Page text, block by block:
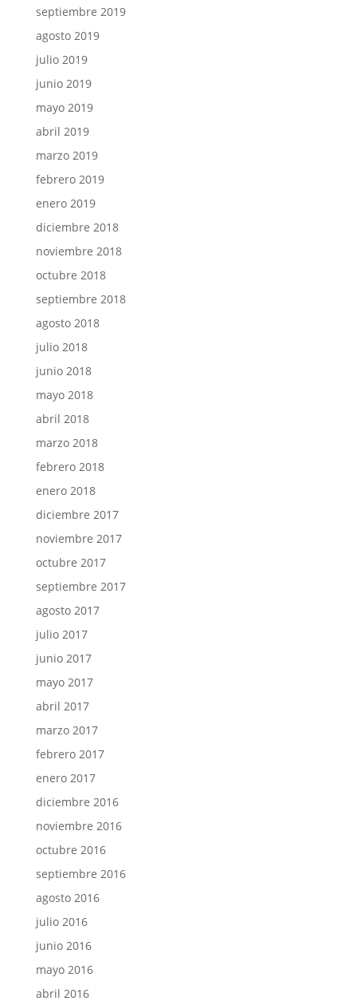
septiembre 2019
agosto 2019
julio 2019
junio 2019
mayo 2019
abril 2019
marzo 2019
febrero 2019
enero 2019
diciembre 2018
noviembre 2018
octubre 2018
septiembre 2018
agosto 2018
julio 2018
junio 2018
mayo 2018
abril 2018
marzo 2018
febrero 2018
enero 2018
diciembre 2017
noviembre 2017
octubre 2017
septiembre 2017
agosto 2017
julio 2017
junio 2017
mayo 2017
abril 2017
marzo 2017
febrero 2017
enero 2017
diciembre 2016
noviembre 2016
octubre 2016
septiembre 2016
agosto 2016
julio 2016
junio 2016
mayo 2016
abril 2016